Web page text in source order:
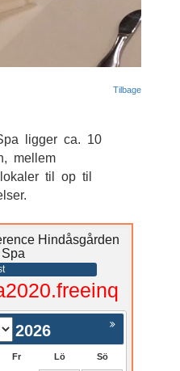
Tilbage
ligger ca. 10
mellem
til op til
Hindåsgården
2026
Fr Lö Sö